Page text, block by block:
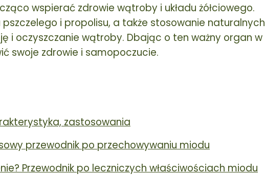
wspierać zdrowie wątroby i układu żółciowego.
pszczelego i propolisu, a także stosowanie naturalnych
i oczyszczanie wątroby. Dbając o ten ważny organ w
swoje zdrowie i samopoczucie.
zastosowania
przewodnik po przechowywaniu miodu
Przewodnik po leczniczych właściwościach miodu